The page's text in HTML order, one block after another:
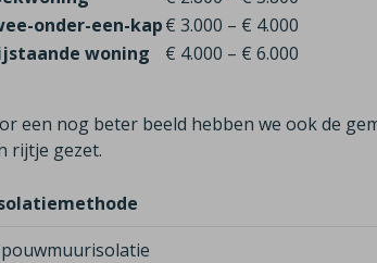
onder-een-kap€ 3.000 – € 4.000
woning
€ 4.000 – € 6.000
een nog beter beeld hebben we ook de
rijtje gezet.